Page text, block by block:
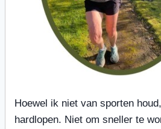
Hoewel ik niet van sporten
hardlopen. Niet om sneller te